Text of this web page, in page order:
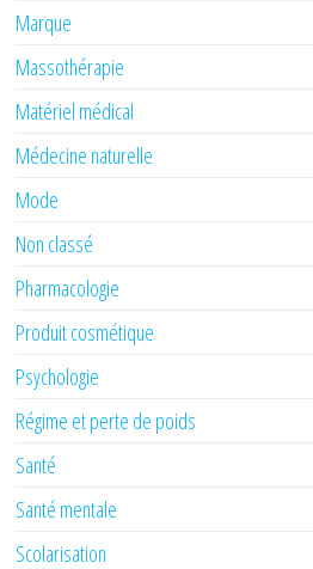
Marque
Massothérapie
Matériel médical
Médecine naturelle
Mode
Non classé
Pharmacologie
Produit cosmétique
Psychologie
Régime et perte de poids
Santé
Santé mentale
Scolarisation